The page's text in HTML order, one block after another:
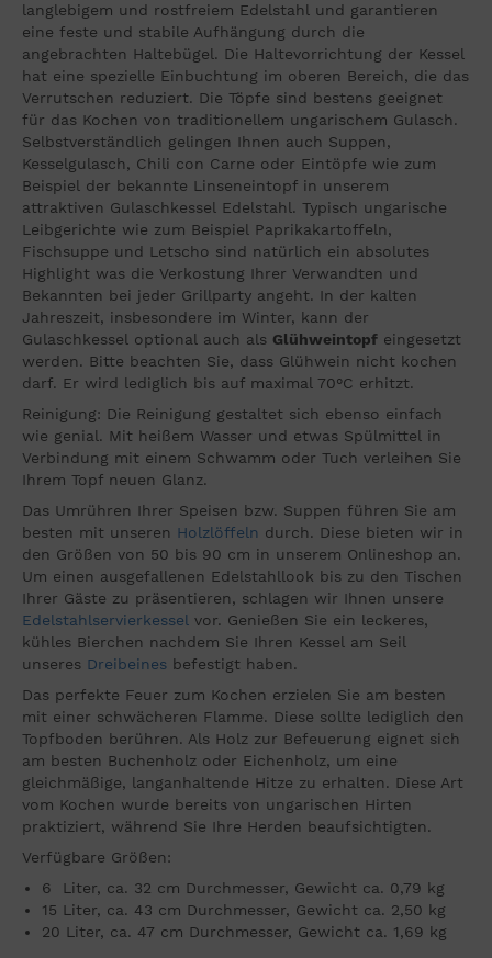
langlebigem und rostfreiem Edelstahl und garantieren
eine feste und stabile Aufhängung durch die
angebrachten Haltebügel. Die Haltevorrichtung der Kessel
hat eine spezielle Einbuchtung im oberen Bereich, die das
Verrutschen reduziert. Die Töpfe sind bestens geeignet
für das Kochen von traditionellem ungarischem Gulasch.
Selbstverständlich gelingen Ihnen auch Suppen,
Kesselgulasch, Chili con Carne oder Eintöpfe wie zum
Beispiel der bekannte Linseneintopf in unserem
attraktiven Gulaschkessel Edelstahl. Typisch ungarische
Leibgerichte wie zum Beispiel Paprikakartoffeln,
Fischsuppe und Letscho sind natürlich ein absolutes
Highlight was die Verkostung Ihrer Verwandten und
Bekannten bei jeder Grillparty angeht. In der kalten
Jahreszeit, insbesondere im Winter, kann der
Gulaschkessel optional auch als Glühweintopf eingesetzt
werden. Bitte beachten Sie, dass Glühwein nicht kochen
darf. Er wird lediglich bis auf maximal 70°C erhitzt.
Reinigung: Die Reinigung gestaltet sich ebenso einfach
wie genial. Mit heißem Wasser und etwas Spülmittel in
Verbindung mit einem Schwamm oder Tuch verleihen Sie
Ihrem Topf neuen Glanz.
Das Umrühren Ihrer Speisen bzw. Suppen führen Sie am
besten mit unseren Holzlöffeln durch. Diese bieten wir in
den Größen von 50 bis 90 cm in unserem Onlineshop an.
Um einen ausgefallenen Edelstahllook bis zu den Tischen
Ihrer Gäste zu präsentieren, schlagen wir Ihnen unsere
Edelstahlservierkessel vor. Genießen Sie ein leckeres,
kühles Bierchen nachdem Sie Ihren Kessel am Seil
unseres Dreibeines befestigt haben.
Das perfekte Feuer zum Kochen erzielen Sie am besten
mit einer schwächeren Flamme. Diese sollte lediglich den
Topfboden berühren. Als Holz zur Befeuerung eignet sich
am besten Buchenholz oder Eichenholz, um eine
gleichmäßige, langanhaltende Hitze zu erhalten. Diese Art
vom Kochen wurde bereits von ungarischen Hirten
praktiziert, während Sie Ihre Herden beaufsichtigten.
Verfügbare Größen:
6 Liter, ca. 32 cm Durchmesser, Gewicht ca. 0,79 kg
15 Liter, ca. 43 cm Durchmesser, Gewicht ca. 2,50 kg
20 Liter, ca. 47 cm Durchmesser, Gewicht ca. 1,69 kg